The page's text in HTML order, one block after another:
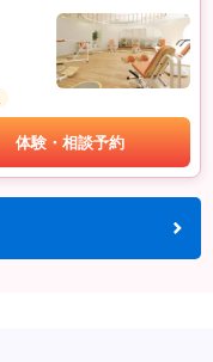
体験・相談予約